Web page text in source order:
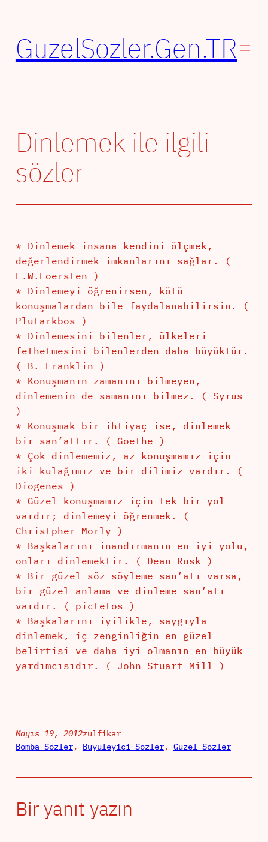
GuzelSozler.Gen.TR
Dinlemek ile ilgili
sözler
* Dinlemek insana kendini ölçmek,
değerlendirmek imkanlarını sağlar. (
F.W.Foersten )
* Dinlemeyi öğrenirsen, kötü
konuşmalardan bile faydalanabilirsin. (
Plutarkbos )
* Dinlemesini bilenler, ülkeleri
fethetmesini bilenlerden daha büyüktür.
( B. Franklin )
* Konuşmanın zamanını bilmeyen,
dinlemenin de samanını bilmez. ( Syrus
)
* Konuşmak bir ihtiyaç ise, dinlemek
bir san’attır. ( Goethe )
* Çok dinlememiz, az konuşmamız için
iki kulağımız ve bir dilimiz vardır. (
Diogenes )
* Güzel konuşmamız için tek bir yol
vardır; dinlemeyi öğrenmek. (
Christpher Morly )
* Başkalarını inandırmanın en iyi yolu,
onları dinlemektir. ( Dean Rusk )
* Bir güzel söz söyleme san’atı varsa,
bir güzel anlama ve dinleme san’atı
vardır. ( pictetos )
* Başkalarını iyilikle, saygıyla
dinlemek, iç zenginliğin en güzel
belirtisi ve daha iyi olmanın en büyük
yardımcısıdır. ( John Stuart Mill )
Mayıs 19, 2012zulfikar
Bomba Sözler, Büyüleyici Sözler, Güzel Sözler
Bir yanıt yazın